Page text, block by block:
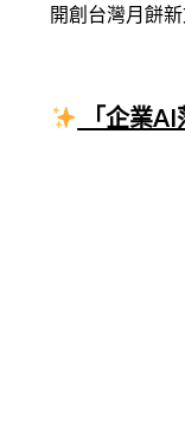
開創台灣月餅
「企業